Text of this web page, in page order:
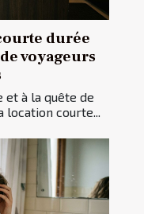
durée
voyageurs
et à la quête de
location courte...